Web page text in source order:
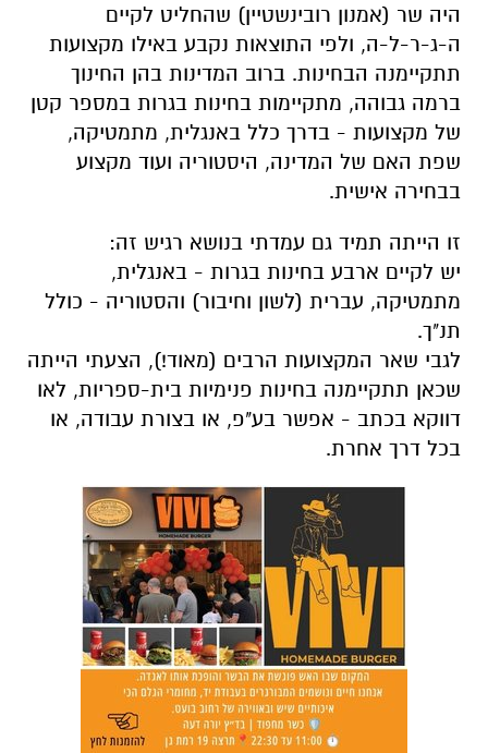
היה שר (אמנון רובינשטיין) שהחליט לקיים
ה-ג-ר-ל-ה, ולפי התוצאות נקבע באילו מקצועות
תתקיימנה הבחינות. ברוב המדינות בהן החינוך
ברמה גבוהה, מתקיימות בחינות בגרות במספר קטן
של מקצועות - בדרך כלל באנגלית, מתמטיקה,
שפת האם של המדינה, היסטוריה ועוד מקצוע
בבחירה אישית.
זו הייתה תמיד גם עמדתי בנושא רגיש זה:
יש לקיים ארבע בחינות בגרות - באנגלית,
מתמטיקה, עברית (לשון וחיבור) והסטוריה - כולל
תנ"ך.
לגבי שאר המקצועות הרבים (מאוד!), הצעתי הייתה
שכאן תתקיימנה בחינות פנימיות בית-ספריות, לאו
דווקא בכתב - אפשר בע"פ, או בצורת עבודה, או
בכל דרך אחרת.